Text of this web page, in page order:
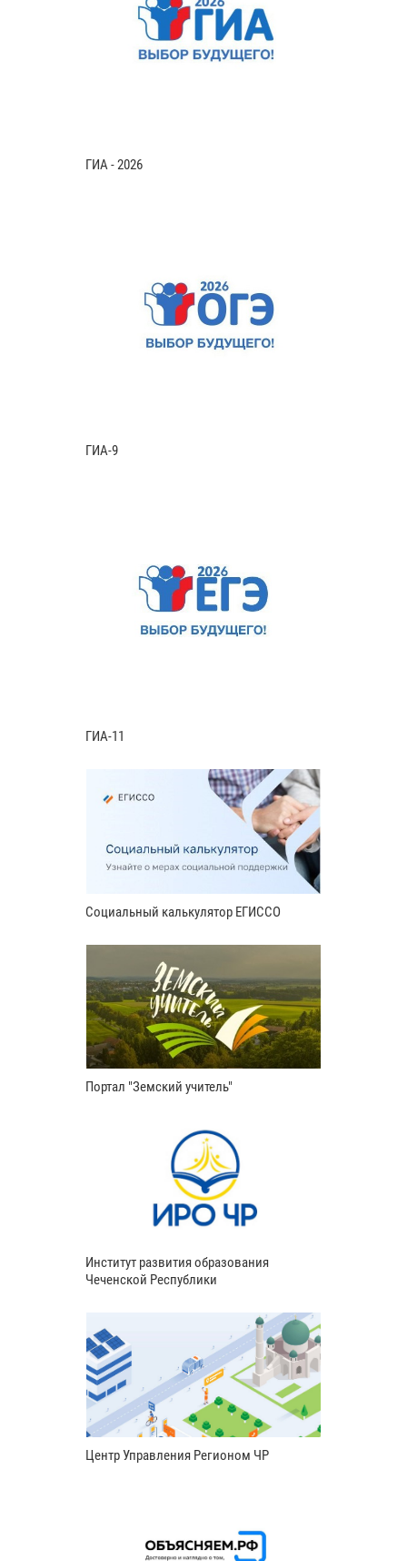
ГИА - 2026
ГИА-9
ГИА-11
Социальный калькулятор ЕГИССО
Портал "Земский учитель"
Институт развития образования
Чеченской Республики
Центр Управления Регионом ЧР